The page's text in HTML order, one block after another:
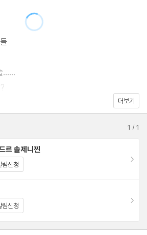
바뀐 한글 맞춤법과 러시아어 표기법을
KGB 등 소련의 [기관] 명칭을 정리
벳 약자로 표기했다. 특히 원서의 도판 50
다. 총살된 사람들의 얼굴, 수용소 구내의
니찐의 모습 등이 도판을 통해 더욱 생생하
년의 러시아 역사 중에서 가장 잔혹하고
러낸 책이다. 결국 이 책으로 인해 소비에
이 내·외부에 알려지고, 그것이 체제의 붕괴
세기의 역사를 성찰함에 있어, 그리고 권
괴하는 문제에 대해 이보다 강력하고 충격
이다.
……
술적인 탈출
년들
더보기
1 /1
르 솔제니찐
림신청
림신청